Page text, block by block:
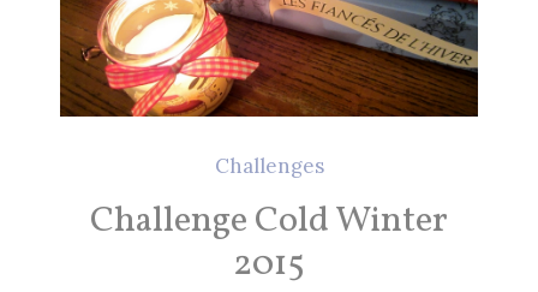
Challenges
Challenge Cold Winter
2015